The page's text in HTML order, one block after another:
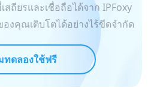
สถียรและเชื่อถือได้จาก IPFoxy
งคุณเติบโตได้อย่างไร้ขีดจำกัด
ทดลองใช้ฟรี